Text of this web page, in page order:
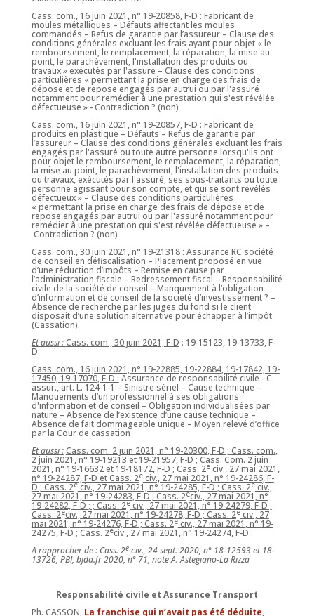
Cass. com., 16 juin 2021, n° 19-20858, F-D : Fabricant de
moules métalliques – Défauts affectant les moules
commandés – Refus de garantie par l’assureur – Clause des
conditions générales excluant les frais ayant pour objet « le
remboursement, le remplacement, la réparation, la mise au
point, le parachèvement, l'installation des produits ou
travaux » exécutés par l'assuré – Clause des conditions
particulières « permettant la prise en charge des frais de
dépose et de repose engagés par autrui ou par l'assuré
notamment pour remédier à une prestation qui s'est révélée
défectueuse » - Contradiction ? (non)
Cass. com., 16 juin 2021, n° 19-20857, F-D : Fabricant de
produits en plastique – Défauts – Refus de garantie par
l’assureur – Clause des conditions générales excluant les frais
engagés par l'assuré ou toute autre personne lorsqu'ils ont
pour objet le remboursement, le remplacement, la réparation,
la mise au point, le parachèvement, l'installation des produits
ou travaux, exécutés par l'assuré, ses sous-traitants ou toute
personne agissant pour son compte, et qui se sont révélés
défectueux » – Clause des conditions particulières
« permettant la prise en charge des frais de dépose et de
repose engagés par autrui ou par l'assuré notamment pour
remédier à une prestation qui s'est révélée défectueuse » –
Contradiction ? (non)
Cass. com., 30 juin 2021, n° 19-21318: Assurance RC société
de conseil en défiscalisation – Placement proposé en vue
d’une réduction d’impôts – Remise en cause par
l’administration fiscale – Redressement fiscal – Responsabilité
civile de la société de conseil – Manquement à l’obligation
d’information et de conseil de la société d’investissement ? –
Absence de recherche par les juges du fond si le client
disposait d’une solution alternative pour échapper à l’impôt
(Cassation).
Et aussi :Cass. com., 30 juin 2021, F-D : 19-15123, 19-13733, F-
D.
Cass. com., 16 juin 2021, n° 19-22885, 19-22884, 19-17842, 19-
17450, 19-17070, F-D : Assurance de responsabilité civile - C.
assur., art. L. 124-1-1 – Sinistre sériel – Cause technique –
Manquements d’un professionnel à ses obligations
d'information et de conseil – Obligation individualisées par
nature – Absence de l’existence d’une cause technique –
Absence de fait dommageable unique – Moyen relevé d’office
par la Cour de cassation
Et aussi :Cass. com. 2 juin 2021, n° 19-20300, F-D ; Cass. com.,
2 juin 2021, n° 19-19213 et 19-21957, F-D ; Cass. Com. 2 juin
2021, n° 19-16632 et 19-18172, F-D ; Cass. 2eciv., 27 mai 2021,
n° 19-24287, F-D et Cass. 2eciv., 27 mai 2021, n° 19-24286, F-
D ; Cass. 2eciv., 27 mai 2021, n° 19-24285, F-D ; Cass. 2eciv.,
27 mai 2021, n° 19-24283, F-D ; Cass. 2eciv., 27 mai 2021, n°
19-24282, F-D ; ; Cass. 2eciv., 27 mai 2021, n° 19-24279, F-D ;
Cass. 2eciv., 27 mai 2021, n° 19-24278, F-D ; Cass. 2eciv., 27
mai 2021, n° 19-24276, F-D ; Cass. 2eciv., 27 mai 2021, n° 19-
24275, F-D ; Cass. 2eciv., 27 mai 2021, n° 19-24274, F-D :
A rapprocher de : Cass. 2eciv., 24 sept. 2020, n° 18-12593 et 18-
13726, PBI, bjda.fr 2020, n° 71, note A. Astegiano-La Rizza
Responsabilité civile et Assurance Transport
Ph. CASSON, La franchise qui n’avait pas été déduite,